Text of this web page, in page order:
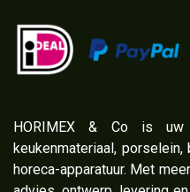
​HORIMEX & Co is uw
keukenmateriaal,
horeca-apparatuur. Met